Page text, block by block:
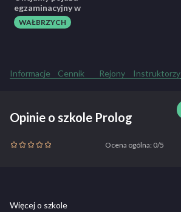
egzaminacyjny w
WAŁBRZYCH
Informacje Cennik Rejony Instruktorzy
Opinie o szkole Prolog
Ocena ogólna: 0/5
Więcej o szkole